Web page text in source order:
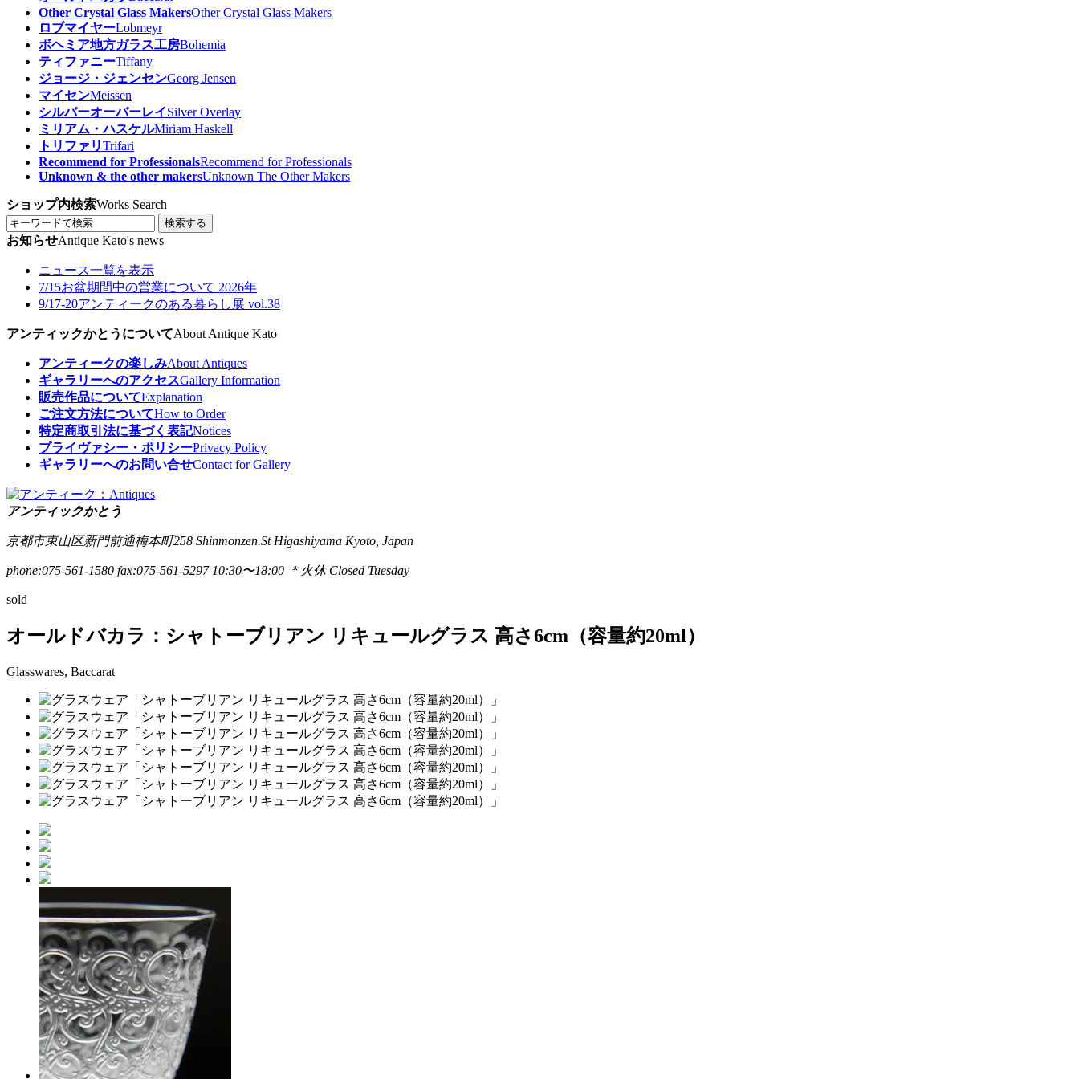
Other Crystal Glass MakersOther Crystal Glass Makers
ロブマイヤーLobmeyr
ボヘミア地方ガラス工房Bohemia
ティファニーTiffany
ジョージ・ジェンセンGeorg Jensen
マイセンMeissen
シルバーオーバーレイSilver Overlay
ミリアム・ハスケルMiriam Haskell
トリファリTrifari
Recommend for ProfessionalsRecommend for Professionals
Unknown & the other makersUnknown The Other Makers
ショップ内検索Works Search
検索する
お知らせAntique Kato's news
ニュース一覧を表示
7/15お盆期間中の営業について 2026年
9/17-20アンティークのある暮らし展 vol.38
アンティックかとうについてAbout Antique Kato
アンティークの楽しみAbout Antiques
ギャラリーへのアクセスGallery Information
販売作品についてExplanation
ご注文方法についてHow to Order
特定商取引法に基づく表記Notices
プライヴァシー・ポリシーPrivacy Policy
ギャラリーへのお問い合せContact for Gallery
アンティックかとう
京都市東山区新門前通梅本町258 Shinmonzen.St Higashiyama Kyoto, Japan
phone:075-561-1580 fax:075-561-5297 10:30〜18:00 ＊火休 Closed Tuesday
sold
オールドバカラ：シャトーブリアン リキュールグラス 高さ6cm（容量約20ml）
Glasswares, Baccarat